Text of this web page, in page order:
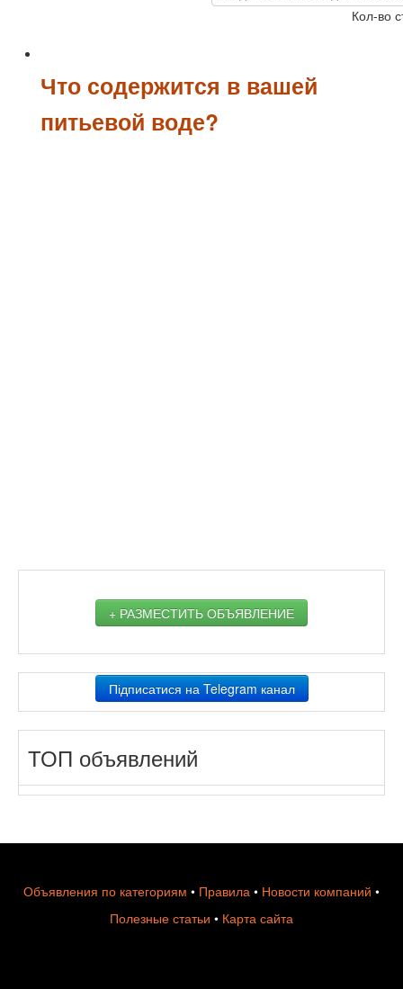
Кол-во
Что содержится в вашей
питьевой воде?
+ РАЗМЕСТИТЬ ОБЪЯВЛЕНИЕ
Підписатися на Telegram канал
ТОП объявлений
Объявления по категориям • Правила • Новости компаний •
Полезные статьи • Карта сайта